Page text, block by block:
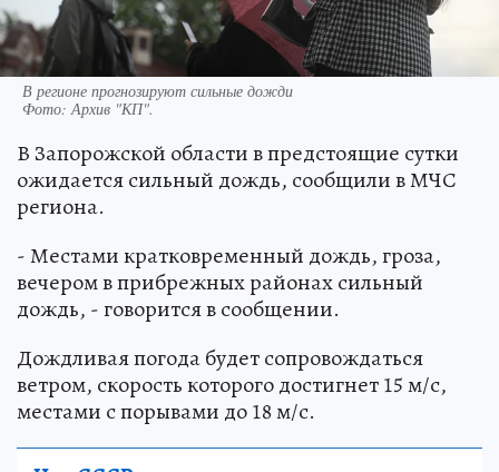
В регионе прогнозируют сильные дожди
Фото:Архив "КП".
В Запорожской области в предстоящие сутки
ожидается сильный дождь, сообщили в МЧС
региона.
- Местами кратковременный дождь, гроза,
вечером в прибрежных районах сильный
дождь, - говорится в сообщении.
Дождливая погода будет сопровождаться
ветром, скорость которого достигнет 15 м/с,
местами с порывами до 18 м/с.